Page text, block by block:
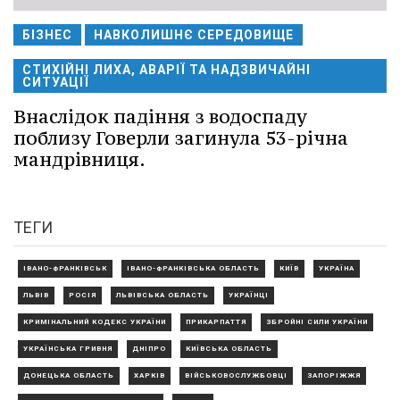
БІЗНЕС НАВКОЛИШНЄ СЕРЕДОВИЩЕ
СТИХІЙНІ ЛИХА, АВАРІЇ ТА НАДЗВИЧАЙНІ
СИТУАЦІЇ
Внаслідок падіння з водоспаду
поблизу Говерли загинула 53-річна
мандрівниця.
ТЕГИ
ІВАНО-ФРАНКІВСЬК ІВАНО-ФРАНКІВСЬКА ОБЛАСТЬ КИЇВ УКРАЇНА
ЛЬВІВ РОСІЯ ЛЬВІВСЬКА ОБЛАСТЬ УКРАЇНЦІ
КРИМІНАЛЬНИЙ КОДЕКС УКРАЇНИ ПРИКАРПАТТЯ ЗБРОЙНІ СИЛИ УКРАЇНИ
УКРАЇНСЬКА ГРИВНЯ ДНІПРО КИЇВСЬКА ОБЛАСТЬ
ДОНЕЦЬКА ОБЛАСТЬ ХАРКІВ ВІЙСЬКОВОСЛУЖБОВЦІ ЗАПОРІЖЖЯ